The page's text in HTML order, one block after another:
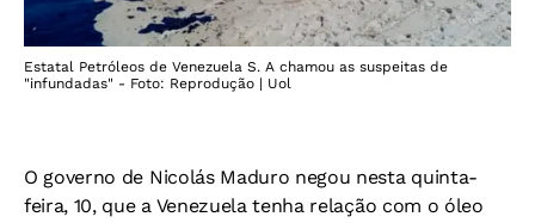
Estatal Petróleos de Venezuela S. A chamou as suspeitas de
"infundadas" - Foto: Reprodução | Uol
O governo de Nicolás Maduro negou nesta quinta-
feira, 10, que a Venezuela tenha relação com o óleo